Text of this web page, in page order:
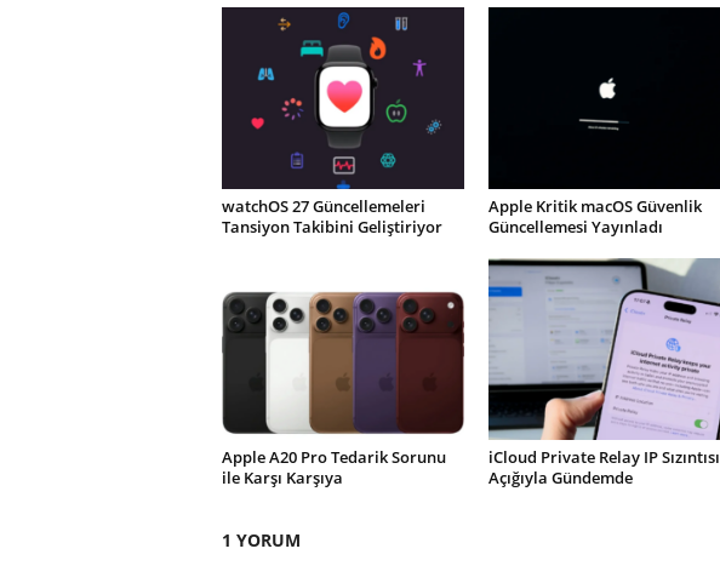
watchOS 27 Güncellemeleri
Tansiyon Takibini Geliştiriyor
Apple Kritik macOS Güvenlik
Güncellemesi Yayınladı
Apple A20 Pro Tedarik Sorunu
ile Karşı Karşıya
iCloud Private Relay IP Sızıntısı
Açığıyla Gündemde
1 YORUM